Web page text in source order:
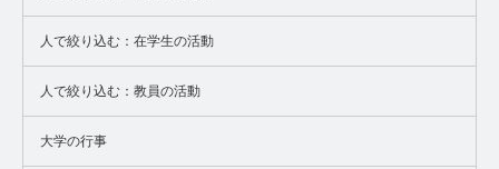
人で絞り込む：在学生の活動
人で絞り込む：教員の活動
大学の行事